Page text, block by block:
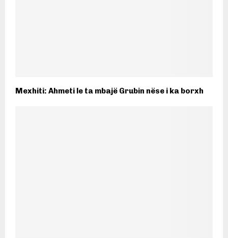
Mexhiti: Ahmeti le ta mbajë Grubin nëse i ka borxh